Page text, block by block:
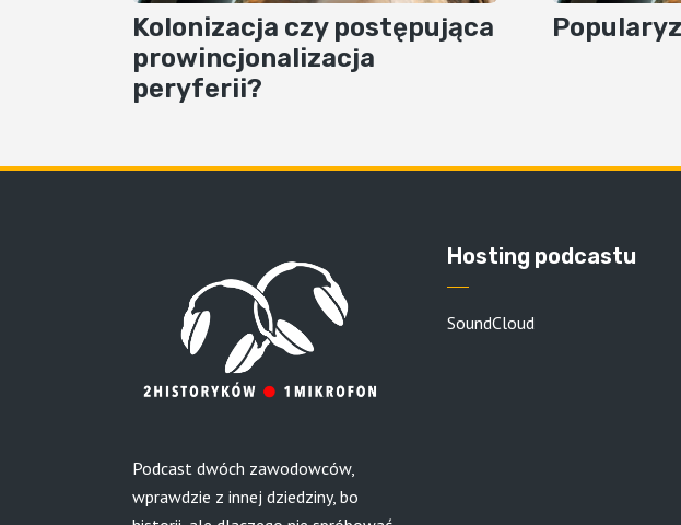
Kolonizacja czy postępująca
prowincjonalizacja
peryferii?
Podcast dwóch zawodowców,
wprawdzie z innej dziedziny, bo
Hosting podcastu
SoundCloud